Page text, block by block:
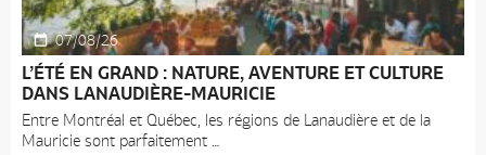
07/08/26
L’ÉTÉ EN GRAND : NATURE, AVENTURE ET CULTURE
DANS LANAUDIÈRE-MAURICIE
Entre Montréal et Québec, les régions de Lanaudière et de la
Mauricie sont parfaitement